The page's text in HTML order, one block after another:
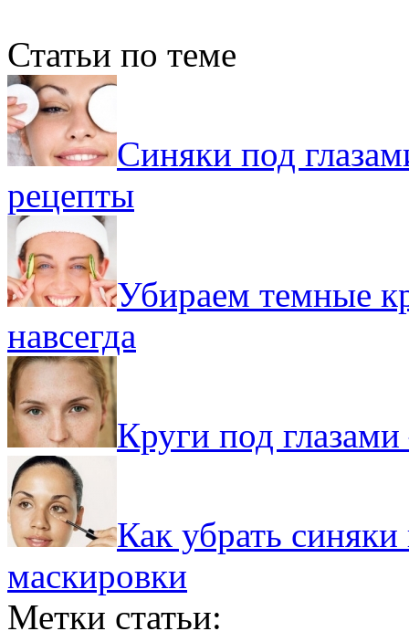
Статьи по теме
Синяки под
рецепты
Убираем темные
навсегда
Круги под
Как убрать
маскировки
Метки статьи: